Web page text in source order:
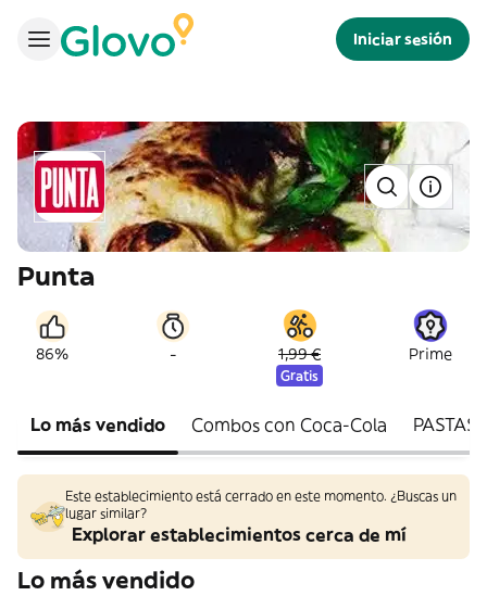
Iniciar sesión
Punta
86% - 1,99 €
Gratis
Prime
Lo más vendido Combos con Coca-Cola PASTAS
Este establecimiento está cerrado en este momento. ¿Buscas un
lugar similar?
Explorar establecimientos cerca de mí
Lo más vendido